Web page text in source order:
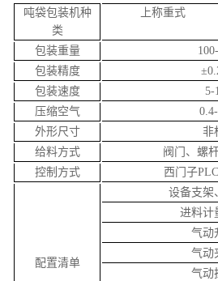
吨袋包装机种
类
上称重式
包装重量
包装精度
±
包装速度
5-
压缩空气
外形尺寸
非
给料方式
阀门、螺
控制方式
西门子PLC
配置清单
设备支架
进料计
气动
气动
气动